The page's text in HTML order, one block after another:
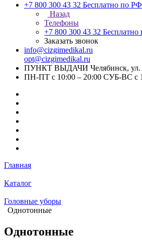
+7 800 300 43 32 Бесплатно по РФ
Назад
Телефоны
+7 800 300 43 32
Заказать звонок
info@cizgimedikal.ru
opt@cizgimedikal.ru
ПУНКТ ВЫДАЧИ Челябинск, ул.
ПН-ПТ с 10:00 – 20:00 СУБ-ВС с
Главная
Каталог
Головные уборы
Однотонные
Однотонные